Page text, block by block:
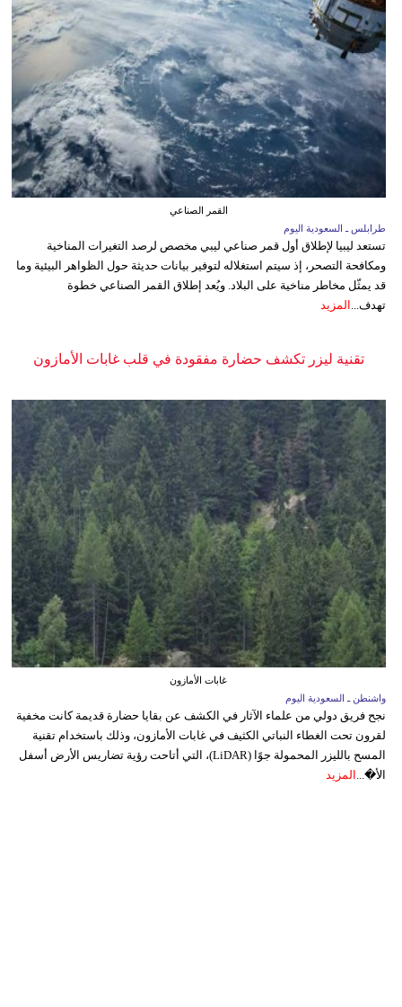
القمر الصناعي
طرابلس ـ السعودية اليوم
تستعد ليبيا لإطلاق أول قمر صناعي ليبي مخصص لرصد التغيرات المناخية
ومكافحة التصحر، إذ سيتم استغلاله لتوفير بيانات حديثة حول الظواهر البيئية وما
قد يمثّل مخاطر مناخية على البلاد. ويُعد إطلاق القمر الصناعي خطوة
تهدف...
المزيد
تقنية ليزر تكشف حضارة مفقودة في قلب غابات الأمازون
غابات الأمازون
واشنطن ـ السعودية اليوم
نجح فريق دولي من علماء الآثار في الكشف عن بقايا حضارة قديمة كانت مخفية
لقرون تحت الغطاء النباتي الكثيف في غابات الأمازون، وذلك باستخدام تقنية
المسح بالليزر المحمولة جوًا (LiDAR)، التي أتاحت رؤية تضاريس الأرض أسفل
الأ�... المزيد